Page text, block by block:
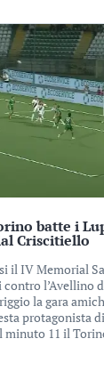
batte i
Criscitiello
il IV Memorial
l’Avellino
la gara
protagonista
minuto 11 il